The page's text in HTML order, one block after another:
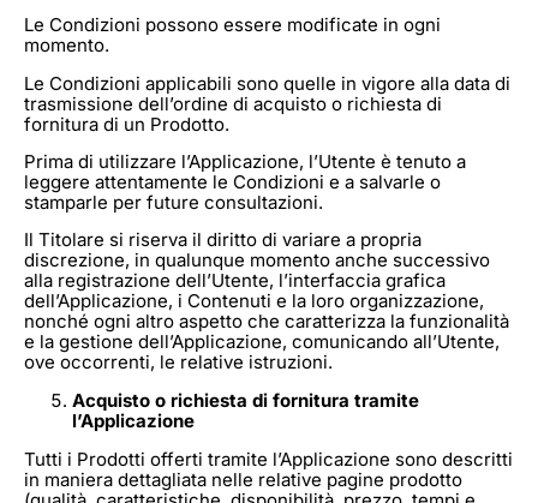
Le Condizioni possono essere modificate in ogni
momento.
Le Condizioni applicabili sono quelle in vigore alla data di
trasmissione dell’ordine di acquisto o richiesta di
fornitura di un Prodotto.
Prima di utilizzare l’Applicazione, l’Utente è tenuto a
leggere attentamente le Condizioni e a salvarle o
stamparle per future consultazioni.
Il Titolare si riserva il diritto di variare a propria
discrezione, in qualunque momento anche successivo
alla registrazione dell’Utente, l’interfaccia grafica
dell’Applicazione, i Contenuti e la loro organizzazione,
nonché ogni altro aspetto che caratterizza la funzionalità
e la gestione dell’Applicazione, comunicando all’Utente,
ove occorrenti, le relative istruzioni.
Acquisto o richiesta di fornitura tramite
l’Applicazione
Tutti i Prodotti offerti tramite l’Applicazione sono descritti
in maniera dettagliata nelle relative pagine prodotto